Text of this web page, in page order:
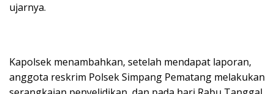
ujarnya.
Kapolsek menambahkan, setelah mendapat laporan,
anggota reskrim Polsek Simpang Pematang melakukan